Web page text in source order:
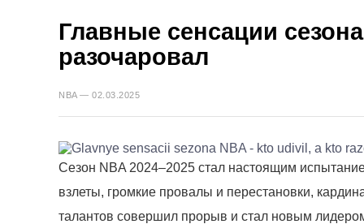
Главные сенсации
разочаровал
NBA — 02.03.2025
Сезон NBA 2024–2025 стал настоящим
взлеты, громкие провалы и перестановки,
талантов совершил прорыв и стал новым